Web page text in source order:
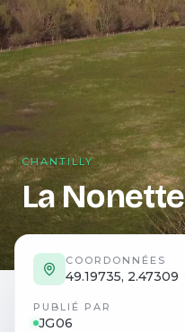
CHANTILLY
La Nonette
COORDONNÉES
49.19735, 2.47309
PUBLIÉ PAR
JG06